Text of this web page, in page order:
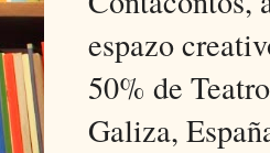
espazo
50% de
Galiza,